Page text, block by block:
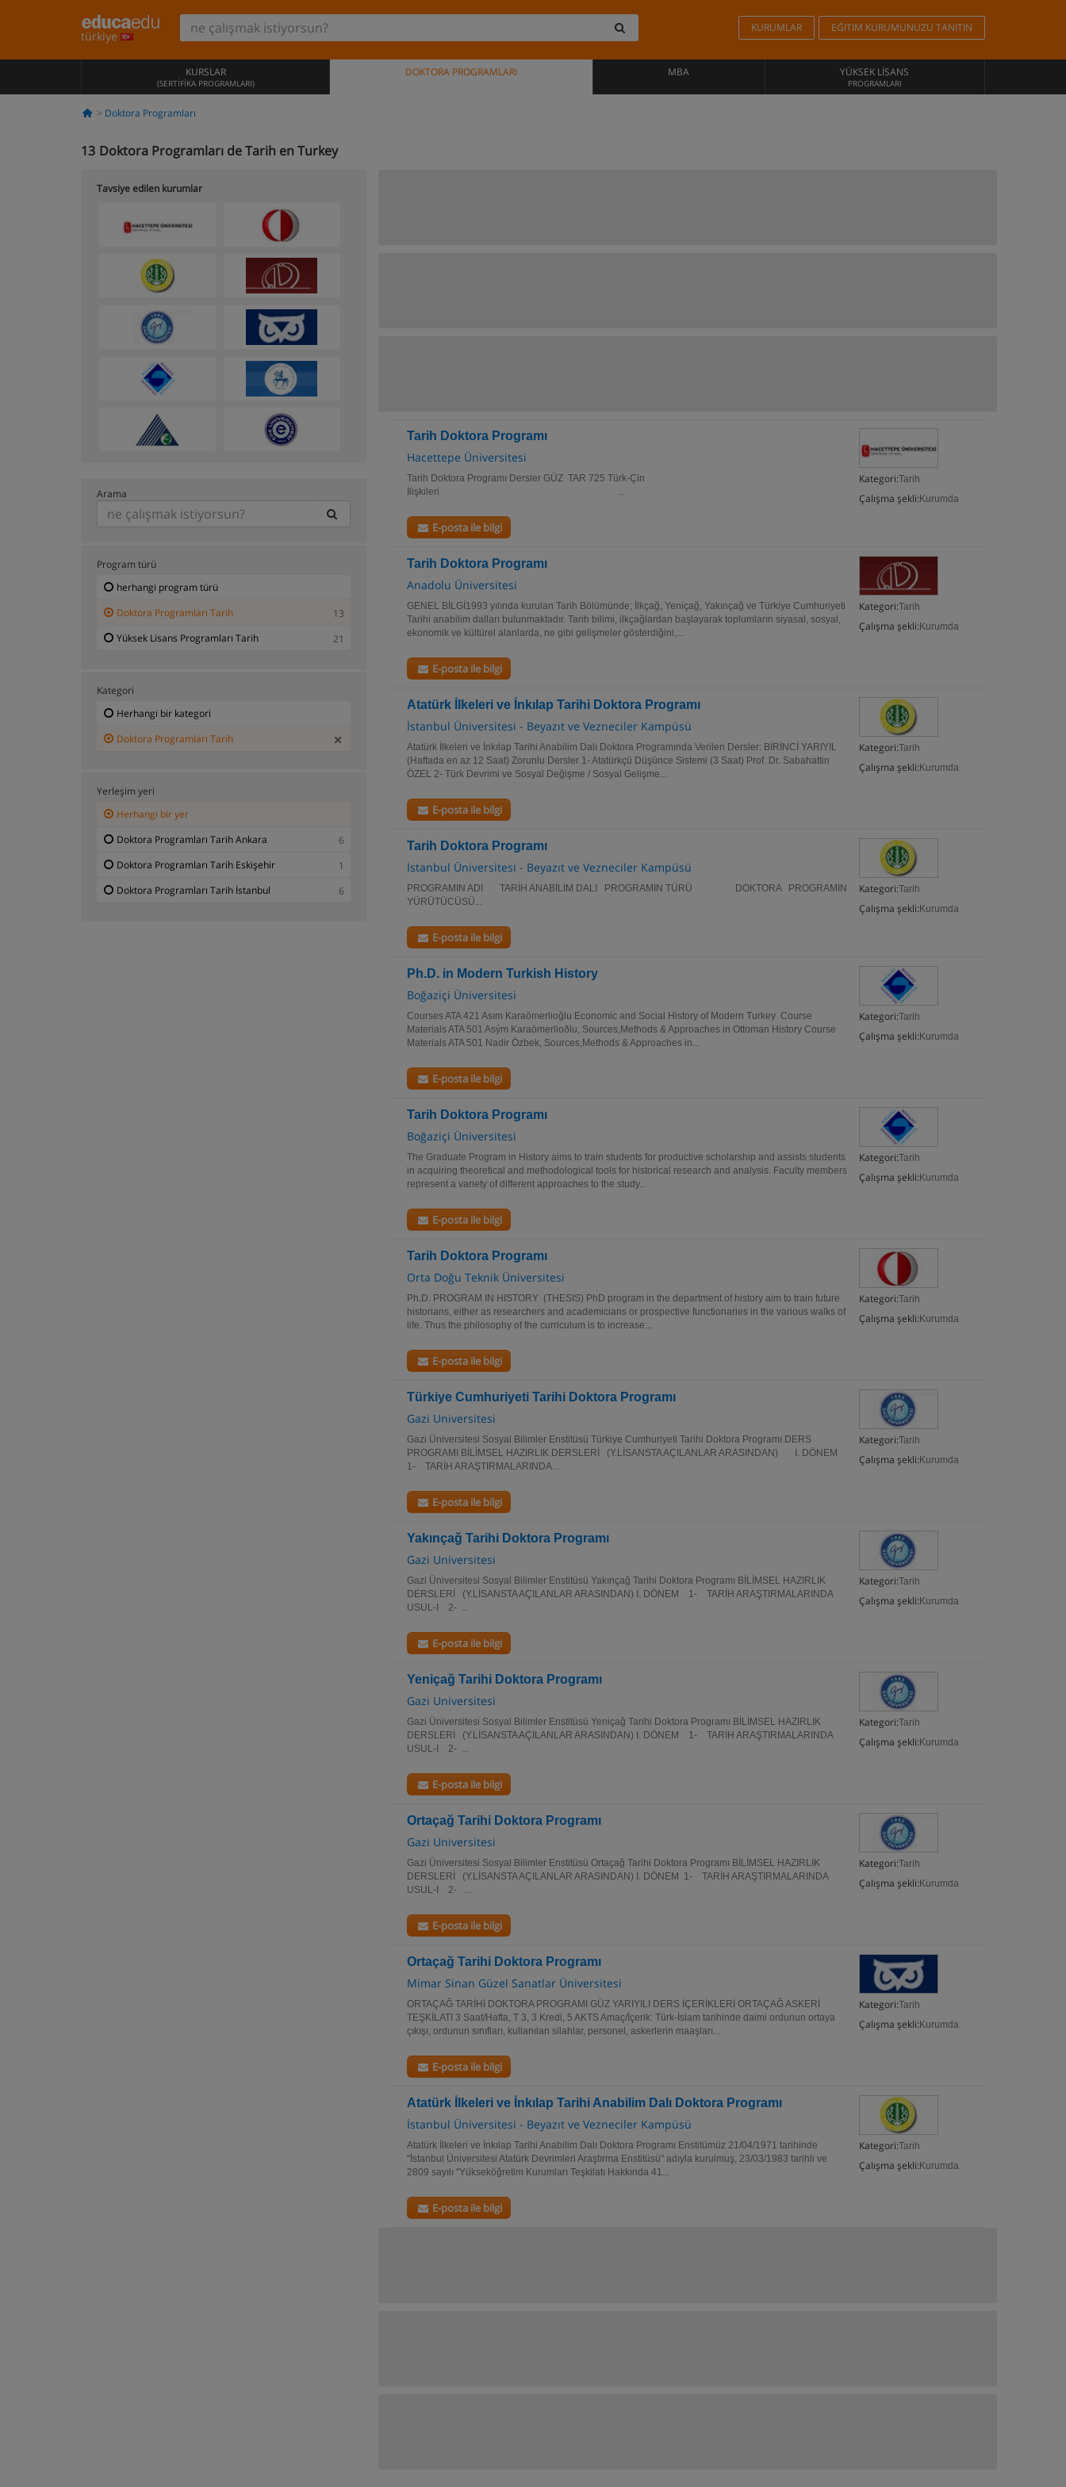
türkiye
KURUMLAR EĞITIM KURUMUNUZU TANITIN
KURSLAR
(SERTIFIKA PROGRAMLARI)
DOKTORA PROGRAMLARI MBA YÜKSEK LISANS
PROGRAMLARI
Doktora Programları
13 Doktora Programları de Tarih en Turkey
Tarih Doktora Programı
Hacettepe Üniversitesi
Kategori:Tarih
Çalışma şekli: Kurumda
Tarih Doktora Programı Dersler GÜZ TAR 725 Türk-Çin
İlişkileri ...
E-posta ile bilgi
Tarih Doktora Programı
Anadolu Üniversitesi
Kategori:Tarih
Çalışma şekli: Kurumda
GENEL BİLGİ1993 yılında kurulan Tarih Bölümünde; İlkçağ, Yeniçağ, Yakınçağ ve Türkiye Cumhuriyeti
Tarihi anabilim dalları bulunmaktadır. Tarih bilimi, ilkçağlardan başlayarak toplumların siyasal, sosyal,
ekonomik ve kültürel alanlarda, ne gibi gelişmeler gösterdiğini,...
E-posta ile bilgi
Atatürk İlkeleri ve İnkılap Tarihi Doktora Programı
İstanbul Üniversitesi - Beyazıt ve Vezneciler Kampüsü
Kategori:Tarih
Çalışma şekli: Kurumda
Atatürk İlkeleri ve İnkılap Tarihi Anabilim Dalı Doktora Programında Verilen Dersler: BİRİNCİ YARIYIL
(Haftada en az 12 Saat) Zorunlu Dersler 1- Atatürkçü Düşünce Sistemi (3 Saat) Prof. Dr. Sabahattin
ÖZEL 2- Türk Devrimi ve Sosyal Değişme / Sosyal Gelişme...
E-posta ile bilgi
Tarih Doktora Programı
İstanbul Üniversitesi - Beyazıt ve Vezneciler Kampüsü
Kategori:Tarih
Çalışma şekli: Kurumda
PROGRAMIN ADI TARİH ANABİLİM DALI PROGRAMIN TÜRÜ DOKTORA PROGRAMIN
YÜRÜTÜCÜSÜ...
E-posta ile bilgi
Ph.D. in Modern Turkish History
Boğaziçi Üniversitesi
Kategori:Tarih
Çalışma şekli: Kurumda
Courses ATA 421 Asım Karaömerlioğlu Economic and Social History of Modern Turkey Course
Materials ATA 501 Asým Karaömerlioðlu, Sources,Methods & Approaches in Ottoman History Course
Materials ATA 501 Nadir Özbek, Sources,Methods & Approaches in...
E-posta ile bilgi
Tarih Doktora Programı
Boğaziçi Üniversitesi
Kategori:Tarih
Çalışma şekli: Kurumda
The Graduate Program in History aims to train students for productive scholarship and assists students
in acquiring theoretical and methodological tools for historical research and analysis. Faculty members
represent a variety of different approaches to the study...
E-posta ile bilgi
Tarih Doktora Programı
Orta Doğu Teknik Üniversitesi
Kategori:Tarih
Çalışma şekli: Kurumda
Ph.D. PROGRAM IN HISTORY (THESIS) PhD program in the department of history aim to train future
historians, either as researchers and academicians or prospective functionaries in the various walks of
life. Thus the philosophy of the curriculum is to increase...
E-posta ile bilgi
Türkiye Cumhuriyeti Tarihi Doktora Programı
Gazi Universitesi
Kategori:Tarih
Çalışma şekli: Kurumda
Gazi Üniversitesi Sosyal Bilimler Enstitüsü Türkiye Cumhuriyeti Tarihi Doktora Programı DERS
PROGRAMI BİLİMSEL HAZIRLIK DERSLERİ (Y.LİSANSTA AÇILANLAR ARASINDAN) I. DÖNEM
1- TARİH ARAŞTIRMALARINDA...
E-posta ile bilgi
Yakınçağ Tarihi Doktora Programı
Gazi Universitesi
Kategori:Tarih
Çalışma şekli: Kurumda
Gazi Üniversitesi Sosyal Bilimler Enstitüsü Yakınçağ Tarihi Doktora Programı BİLİMSEL HAZIRLIK
DERSLERİ (Y.LİSANSTA AÇILANLAR ARASINDAN) I. DÖNEM 1- TARİH ARAŞTIRMALARINDA
USUL-I 2- ...
E-posta ile bilgi
Yeniçağ Tarihi Doktora Programı
Gazi Universitesi
Kategori:Tarih
Çalışma şekli: Kurumda
Gazi Üniversitesi Sosyal Bilimler Enstitüsü Yeniçağ Tarihi Doktora Programı BİLİMSEL HAZIRLIK
DERSLERİ (Y.LİSANSTA AÇILANLAR ARASINDAN) I. DÖNEM 1- TARİH ARAŞTIRMALARINDA
USUL-I 2- ...
E-posta ile bilgi
Ortaçağ Tarihi Doktora Programı
Gazi Universitesi
Kategori:Tarih
Çalışma şekli: Kurumda
Gazi Üniversitesi Sosyal Bilimler Enstitüsü Ortaçağ Tarihi Doktora Programı BİLİMSEL HAZIRLIK
DERSLERİ (Y.LİSANSTA AÇILANLAR ARASINDAN) I. DÖNEM 1- TARİH ARAŞTIRMALARINDA
USUL-I 2- ...
E-posta ile bilgi
Ortaçağ Tarihi Doktora Programı
Mimar Sinan Güzel Sanatlar Üniversitesi
Kategori:Tarih
Çalışma şekli: Kurumda
ORTAÇAĞ TARİHİ DOKTORA PROGRAMI GÜZ YARIYILI DERS İÇERİKLERİ ORTAÇAĞ ASKERİ
TEŞKİLATI 3 Saat/Hafta, T 3, 3 Kredi, 5 AKTS Amaç/İçerik: Türk-İslam tarihinde daimi ordunun ortaya
çıkışı, ordunun sınıfları, kullanılan silahlar, personel, askerlerin maaşları...
E-posta ile bilgi
Atatürk İlkeleri ve İnkılap Tarihi Anabilim Dalı Doktora Programı
İstanbul Üniversitesi - Beyazıt ve Vezneciler Kampüsü
Kategori:Tarih
Çalışma şekli: Kurumda
Atatürk İlkeleri ve İnkılap Tarihi Anabilim Dalı Doktora Programı Enstitümüz 21/04/1971 tarihinde
"İstanbul Üniversitesi Atatürk Devrimleri Araştırma Enstitüsü" adıyla kurulmuş, 23/03/1983 tarihli ve
2809 sayılı "Yükseköğretim Kurumları Teşkilatı Hakkında 41...
E-posta ile bilgi
Tavsiye edilen kurumlar
Arama
Program türü
herhangi program türü
Doktora Programları Tarih
13
Yüksek Lisans Programları Tarih
21
Kategori
Herhangi bir kategori
Doktora Programları Tarih
Yerleşim yeri
Herhangi bir yer
Doktora Programları Tarih Ankara
6
Doktora Programları Tarih Eskişehir
1
Doktora Programları Tarih İstanbul
6